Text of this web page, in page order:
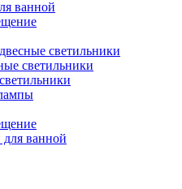
ванной
светильники
светильники
ванной